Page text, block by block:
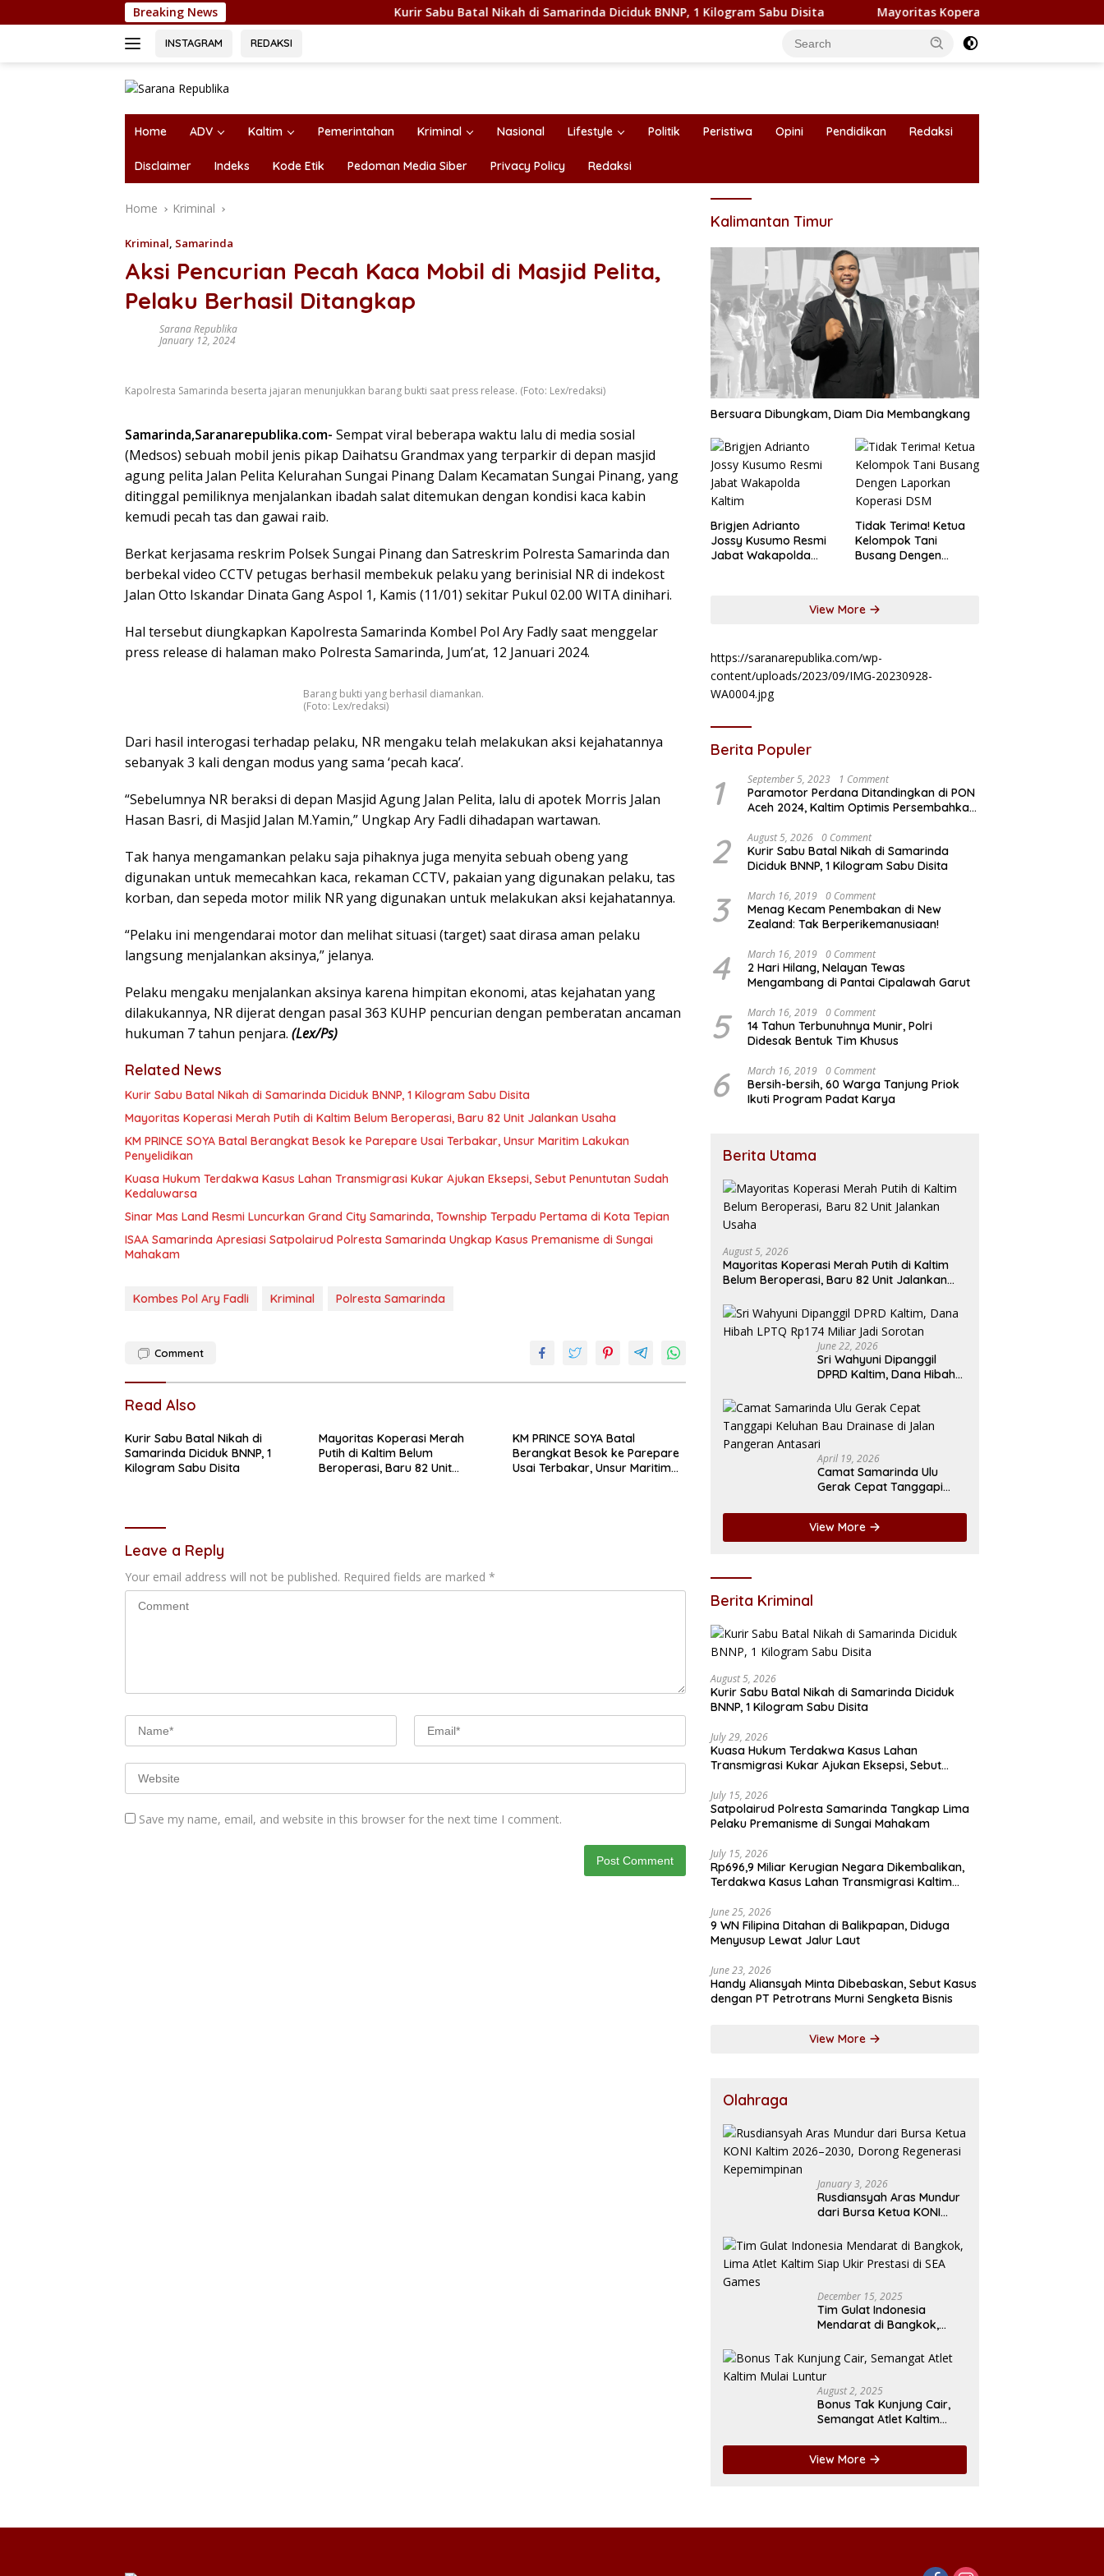
to
Breaking News Kurir Sabu Batal Nikah di Samarinda Diciduk BNNP, 1 Kilogram Sabu Disita Mayoritas Koperasi Merah Putih di Kaltim Belum
INSTAGRAM REDAKSI
Home ADV Kaltim Pemerintahan Kriminal Nasional Lifestyle Politik Peristiwa Opini Pendidikan Redaksi
Disclaimer Indeks Kode Etik Pedoman Media Siber Privacy Policy Redaksi
Home Kriminal
Kriminal, Samarinda
Aksi Pencurian Pecah Kaca Mobil di Masjid Pelita,
Pelaku Berhasil Ditangkap
Sarana Republika
January 12, 2024
Kapolresta Samarinda beserta jajaran menunjukkan barang bukti saat press release. (Foto: Lex/redaksi)
Samarinda,Saranarepublika.com- Sempat viral beberapa waktu lalu di media sosial
(Medsos) sebuah mobil jenis pikap Daihatsu Grandmax yang terparkir di depan masjid
agung pelita Jalan Pelita Kelurahan Sungai Pinang Dalam Kecamatan Sungai Pinang, yang
ditinggal pemiliknya menjalankan ibadah salat ditemukan dengan kondisi kaca kabin
kemudi pecah tas dan gawai raib.
Berkat kerjasama reskrim Polsek Sungai Pinang dan Satreskrim Polresta Samarinda dan
berbekal video CCTV petugas berhasil membekuk pelaku yang berinisial NR di indekost
Jalan Otto Iskandar Dinata Gang Aspol 1, Kamis (11/01) sekitar Pukul 02.00 WITA dinihari.
Hal tersebut diungkapkan Kapolresta Samarinda Kombel Pol Ary Fadly saat menggelar
press release di halaman mako Polresta Samarinda, Jum’at, 12 Januari 2024.
Barang bukti yang berhasil diamankan.
(Foto: Lex/redaksi)
Dari hasil interogasi terhadap pelaku, NR mengaku telah melakukan aksi kejahatannya
sebanyak 3 kali dengan modus yang sama ‘pecah kaca’.
“Sebelumnya NR beraksi di depan Masjid Agung Jalan Pelita, lalu di apotek Morris Jalan
Hasan Basri, di Masjid Jalan M.Yamin,” Ungkap Ary Fadli dihadapan wartawan.
Tak hanya mengamankan pelaku saja pihaknya juga menyita sebuah obeng yang
digunakan untuk memecahkan kaca, rekaman CCTV, pakaian yang digunakan pelaku, tas
korban, dan sepeda motor milik NR yang digunakan untuk melakukan aksi kejahatannya.
“Pelaku ini mengendarai motor dan melihat situasi (target) saat dirasa aman pelaku
langsung menjalankan aksinya,” jelanya.
Pelaku mengaku menjalankan aksinya karena himpitan ekonomi, atas kejahatan yang
dilakukannya, NR dijerat dengan pasal 363 KUHP pencurian dengan pemberatan ancaman
hukuman 7 tahun penjara. (Lex/Ps)
Related News
Kurir Sabu Batal Nikah di Samarinda Diciduk BNNP, 1 Kilogram Sabu Disita
Mayoritas Koperasi Merah Putih di Kaltim Belum Beroperasi, Baru 82 Unit Jalankan Usaha
KM PRINCE SOYA Batal Berangkat Besok ke Parepare Usai Terbakar, Unsur Maritim Lakukan
Penyelidikan
Kuasa Hukum Terdakwa Kasus Lahan Transmigrasi Kukar Ajukan Eksepsi, Sebut Penuntutan Sudah
Kedaluwarsa
Sinar Mas Land Resmi Luncurkan Grand City Samarinda, Township Terpadu Pertama di Kota Tepian
ISAA Samarinda Apresiasi Satpolairud Polresta Samarinda Ungkap Kasus Premanisme di Sungai
Mahakam
Kombes Pol Ary Fadli Kriminal Polresta Samarinda
Comment
Read Also
Kurir Sabu Batal Nikah di
Samarinda Diciduk BNNP, 1
Kilogram Sabu Disita
Mayoritas Koperasi Merah
Putih di Kaltim Belum
Beroperasi, Baru 82 Unit
KM PRINCE SOYA Batal
Berangkat Besok ke Parepare
Usai Terbakar, Unsur Maritim
Leave a Reply
Your email address will not be published. Required fields are marked *
Save my name, email, and website in this browser for the next time I comment.
Kalimantan Timur
Bersuara Dibungkam, Diam Dia Membangkang
Brigjen Adrianto
Jossy Kusumo Resmi
Jabat Wakapolda
Tidak Terima! Ketua
Kelompok Tani
Busang Dengen
View More
https://saranarepublika.com/wp-
content/uploads/2023/09/IMG-20230928-
WA0004.jpg
Berita Populer
1 September 5, 2023 1 Comment
Paramotor Perdana Ditandingkan di PON
Aceh 2024, Kaltim Optimis Persembahkan
2 August 5, 2026 0 Comment
Kurir Sabu Batal Nikah di Samarinda
Diciduk BNNP, 1 Kilogram Sabu Disita
3 March 16, 2019 0 Comment
Menag Kecam Penembakan di New
Zealand: Tak Berperikemanusiaan!
4 March 16, 2019 0 Comment
2 Hari Hilang, Nelayan Tewas
Mengambang di Pantai Cipalawah Garut
5 March 16, 2019 0 Comment
14 Tahun Terbunuhnya Munir, Polri
Didesak Bentuk Tim Khusus
6 March 16, 2019 0 Comment
Bersih-bersih, 60 Warga Tanjung Priok
Ikuti Program Padat Karya
Berita Utama
August 5, 2026
Mayoritas Koperasi Merah Putih di Kaltim
Belum Beroperasi, Baru 82 Unit Jalankan
June 22, 2026
Sri Wahyuni Dipanggil
DPRD Kaltim, Dana Hibah
Sorotan
April 19, 2026
Camat Samarinda Ulu
Gerak Cepat Tanggapi
Jalan Pangeran Antasari
View More
Berita Kriminal
August 5, 2026
Kurir Sabu Batal Nikah di Samarinda Diciduk
BNNP, 1 Kilogram Sabu Disita
July 29, 2026
Kuasa Hukum Terdakwa Kasus Lahan
Transmigrasi Kukar Ajukan Eksepsi, Sebut
July 15, 2026
Satpolairud Polresta Samarinda Tangkap Lima
Pelaku Premanisme di Sungai Mahakam
July 15, 2026
Rp696,9 Miliar Kerugian Negara Dikembalikan,
Terdakwa Kasus Lahan Transmigrasi Kaltim
June 25, 2026
9 WN Filipina Ditahan di Balikpapan, Diduga
Menyusup Lewat Jalur Laut
June 23, 2026
Handy Aliansyah Minta Dibebaskan, Sebut Kasus
dengan PT Petrotrans Murni Sengketa Bisnis
View More
Olahraga
January 3, 2026
Rusdiansyah Aras Mundur
dari Bursa Ketua KONI
Regenerasi Kepemimpinan
December 15, 2025
Tim Gulat Indonesia
Mendarat di Bangkok,
Prestasi di SEA Games
August 2, 2025
Bonus Tak Kunjung Cair,
Semangat Atlet Kaltim
View More